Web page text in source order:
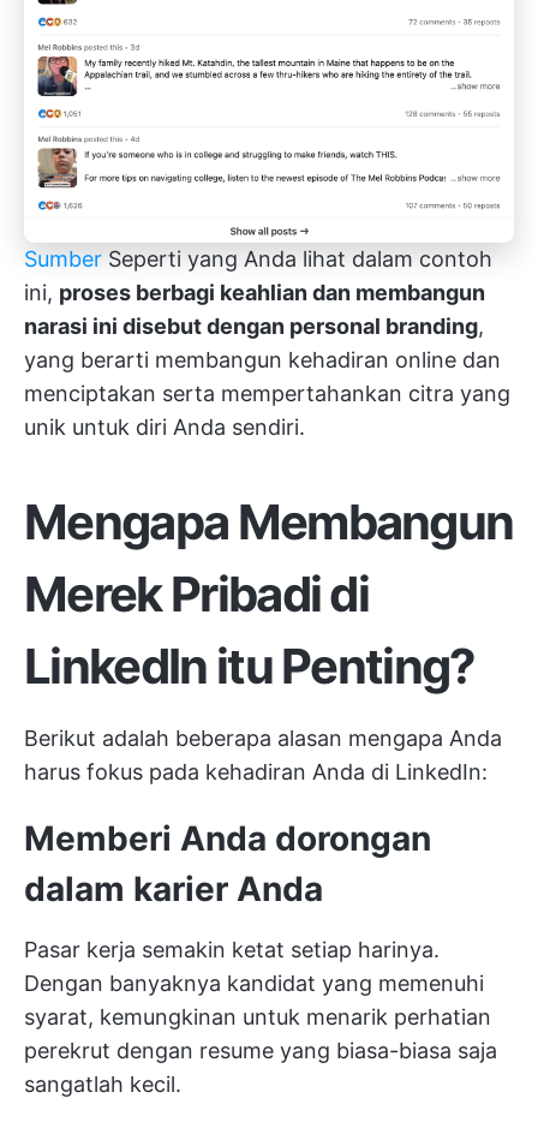
Sumber Seperti yang Anda lihat dalam contoh
ini, proses berbagi keahlian dan membangun
narasi ini disebut dengan personal branding,
yang berarti membangun kehadiran online dan
menciptakan serta mempertahankan citra yang
unik untuk diri Anda sendiri.
Mengapa Membangun
Merek Pribadi di
LinkedIn itu Penting?
Berikut adalah beberapa alasan mengapa Anda
harus fokus pada kehadiran Anda di LinkedIn:
Memberi Anda dorongan
dalam karier Anda
Pasar kerja semakin ketat setiap harinya.
Dengan banyaknya kandidat yang memenuhi
syarat, kemungkinan untuk menarik perhatian
perekrut dengan resume yang biasa-biasa saja
sangatlah kecil.